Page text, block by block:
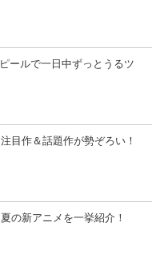
ールで一日中ずっとうるツ
目作＆話題作が勢ぞろい！
の新アニメを一挙紹介！